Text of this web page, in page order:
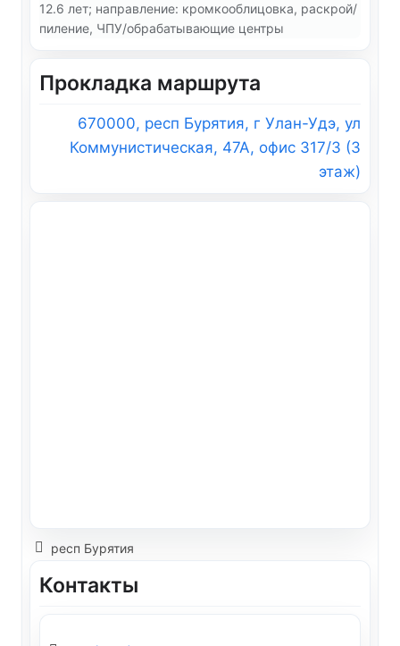
12.6 лет; направление: кромкооблицовка, раскрой/
пиление, ЧПУ/обрабатывающие центры
Прокладка маршрута
670000, респ Бурятия, г Улан-Удэ, ул
Коммунистическая, 47А, офис 317/3 (3
этаж)
респ Бурятия
Контакты